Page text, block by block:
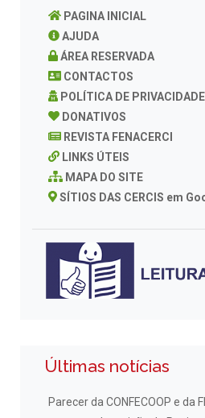
PAGINA INICIAL
AJUDA
ÁREA RESERVADA
CONTACTOS
POLÍTICA DE PRIVACIDADE
DONATIVOS
REVISTA FENACERCI
LINKS ÚTEIS
MAPA DO SITE
SÍTIOS DAS CERCIS em
Últimas notícias
Parecer da CONFECOOP e da